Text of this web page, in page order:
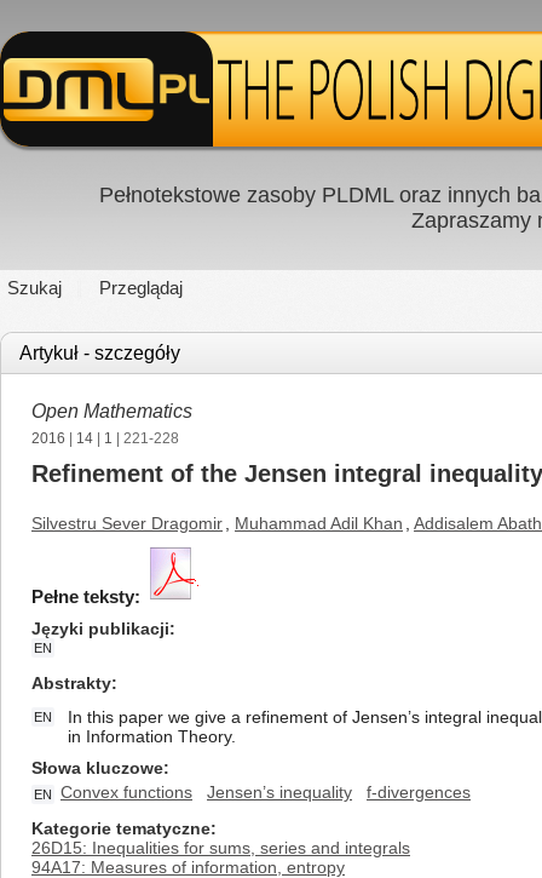
Pełnotekstowe zasoby PLDML oraz innych
Zapraszamy
Szukaj Przeglądaj
Artykuł - szczegóły
Open Mathematics
2016 14 1 | 221-228
Refinement of the Jensen integral inequality
Silvestru Sever Dragomir Muhammad Adil Khan Addisalem
Pełne teksty:
Języki publikacji
EN
Abstrakty
EN
In this paper we give a refinement of Jensen’s integral
in Information Theory.
Słowa kluczowe
EN Convex functions Jensen’s inequality
f-divergences
Kategorie tematyczne
26D15: Inequalities for sums, series and integrals
94A17: Measures of information, entropy